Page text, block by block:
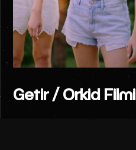
Getir / Orkid Filmi